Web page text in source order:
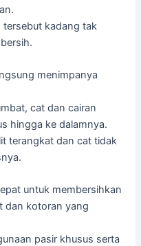
kadang tak
menimpanya
cat dan cairan
hingga ke dalamnya.
terangkat dan cat tidak
untuk membersihkan
dan kotoran yang
pasir khusus serta